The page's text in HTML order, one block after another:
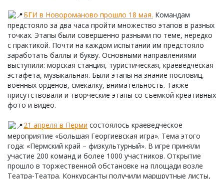
БГИ в Новороманово прошло 18 мая. Командам
предстояло за два часа пройти множество этапов в разных
точках. Этапы были совершенно разными по теме, нередко
с практикой. Почти на каждом испытании им предстояло
заработать баллы и букву. Основными направлениями
выступили: морская станция, туристическая, краеведческая
эстафета, музыкальная. Были этапы на знание пословиц,
военных орденов, смекалку, внимательность. Также
присутствовали и творческие этапы со съемкой креативных
фото и видео.
21 апреля в Перми состоялось краеведческое
мероприятие «Большая Георгиевская игра». Тема этого
года: «Пермский край – физкультурный». В игре приняли
участие 200 команд и более 1000 участников. Открытие
прошло в торжественной обстановке на площади возле
Театра-Театра. Конкурсанты получили маршрутные листы,